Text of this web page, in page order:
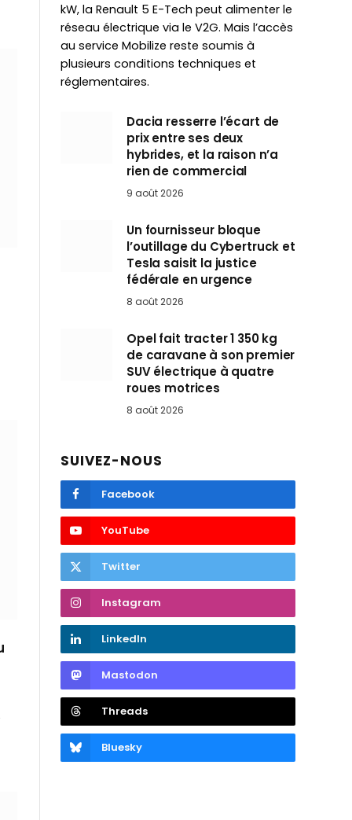
kW, la Renault 5 E-Tech peut alimenter le
réseau électrique via le V2G. Mais l’accès
au service Mobilize reste soumis à
plusieurs conditions techniques et
réglementaires.
Dacia resserre l’écart de
prix entre ses deux
hybrides, et la raison n’a
rien de commercial
9 août 2026
Un fournisseur bloque
l’outillage du Cybertruck et
Tesla saisit la justice
fédérale en urgence
8 août 2026
Opel fait tracter 1 350 kg
de caravane à son premier
SUV électrique à quatre
roues motrices
8 août 2026
SUIVEZ-NOUS
Facebook
YouTube
Twitter
Instagram
LinkedIn
Mastodon
Threads
Bluesky